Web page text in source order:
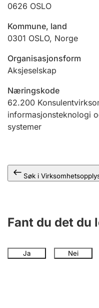
Andre tema
0626 OSLO
Kommune, land
0301 OSLO, Norge
Organisasjonsform
Aksjeselskap
Næringskode
62.200
informasjonsteknologi
systemer
Søk i
Fant du det du
Ja Nei